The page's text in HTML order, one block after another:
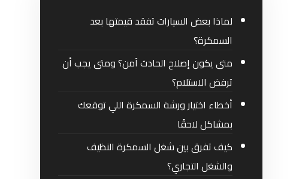
لماذا بعض السيارات تفقد قيمتها بعد
السمكرة؟
متى يكون إصلاح الحادث آمن؟ ومتى يجب أن
ترفض الاستلام؟
أخطاء اختيار ورشة السمكرة اللي توقعك
بمشاكل لاحقًا
كيف تفرق بين شغل السمكرة النظيف
والشغل التجاري؟